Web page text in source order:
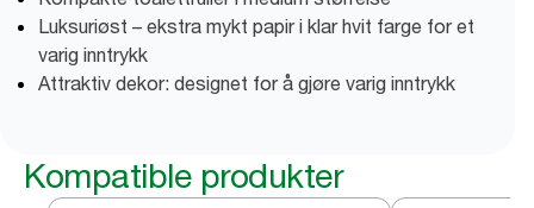
Luksuriøst – ekstra mykt papir i klar hvit farge for et
varig inntrykk
Attraktiv dekor: designet for å gjøre varig inntrykk
Kompatible produkter